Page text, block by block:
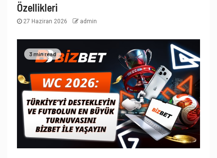
Özellikleri
27 Haziran 2026 admin
3 min read